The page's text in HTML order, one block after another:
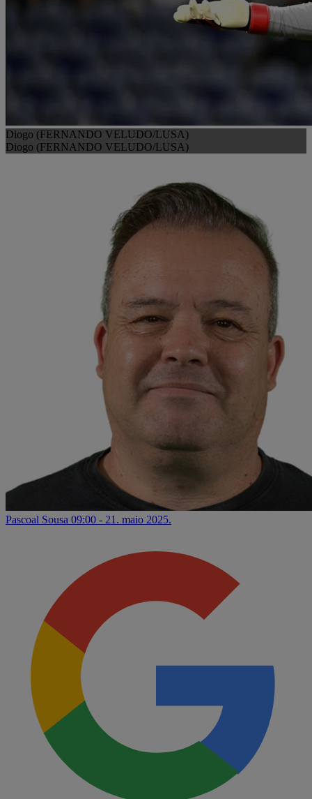
Diogo (FERNANDO VELUDO/LUSA)
Diogo (FERNANDO VELUDO/LUSA)
Pascoal Sousa 09:00 - 21. maio 2025.